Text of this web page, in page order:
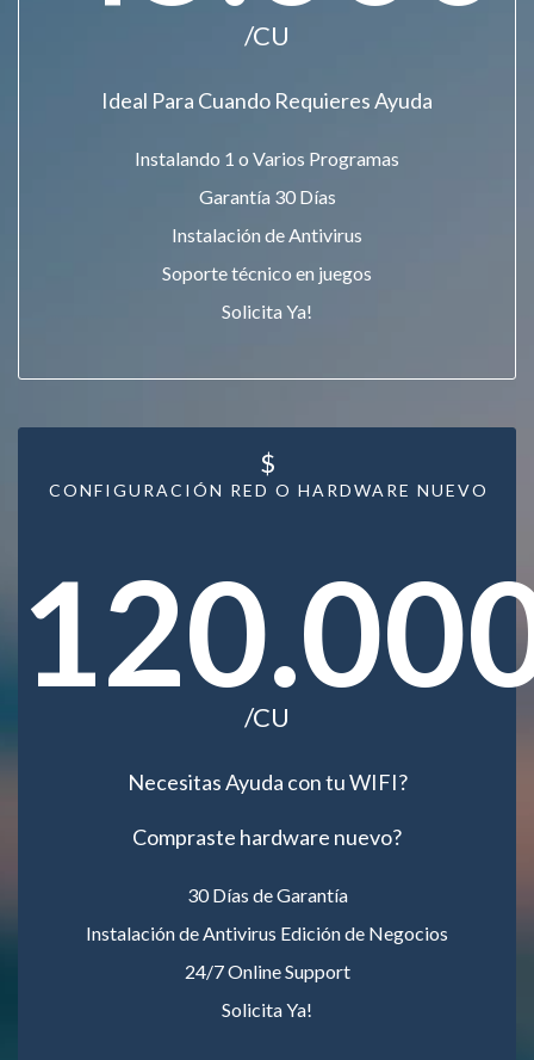
/CU
Ideal Para Cuando Requieres Ayuda
Instalando 1 o Varios Programas
Garantía 30 Días
Instalación de Antivirus
Soporte técnico en juegos
Solicita Ya!
CONFIGURACIÓN RED O HARDWARE NUEVO
$
/CU
Necesitas Ayuda con tu WIFI?
Compraste hardware nuevo?
30 Días de Garantía
Instalación de Antivirus Edición de Negocios
24/7 Online Support
Solicita Ya!